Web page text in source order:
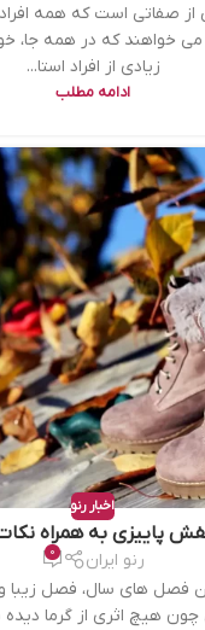
صفاتی است که همه افراد
خواهند که در همه جا،
زیادی از افراد استا...
ادامه مطلب
اخبار رنو
رنو ایران 0
فصل های سال، فصل زیبا
هیچ اثری از گرما